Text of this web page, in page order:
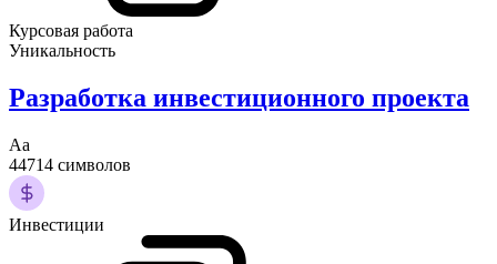
Курсовая работа
Уникальность
Разработка инвестиционного проекта
Аа
44714 символов
Инвестиции